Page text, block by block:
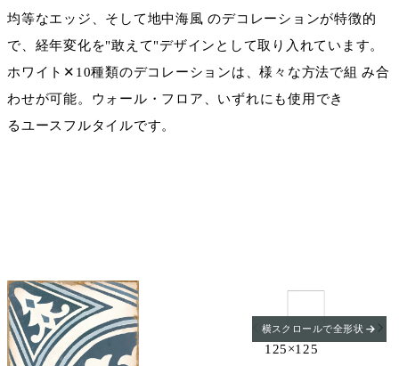
均等なエッジ、そして地中海風 のデコレーションが特徴的
で、経年変化を"敢えて"デザインとして取り入れています。
ホワイト✕10種類のデコレーションは、様々な方法で組 み合
わせが可能。ウォール・フロア、いずれにも使用でき
るユースフルタイルです。
125×125
横スクロールで全形状